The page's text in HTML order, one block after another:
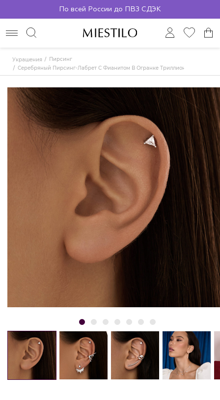
По всей России до ПВЗ СДЭК
Украшения
Пирсинг
Серебряный Пирсинг-Лабрет С Фианитом В Огранке Триллион MIESTILO